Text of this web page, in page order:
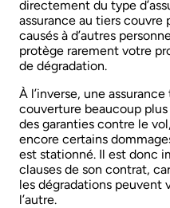
directement du type
assurance au tiers
causés à d’autres
protège rarement votre
de dégradation.
À l’inverse, une
couverture beaucoup
des garanties contre le
encore certains
est stationné. Il est donc
clauses de son contrat,
les dégradations peuvent
l’autre.